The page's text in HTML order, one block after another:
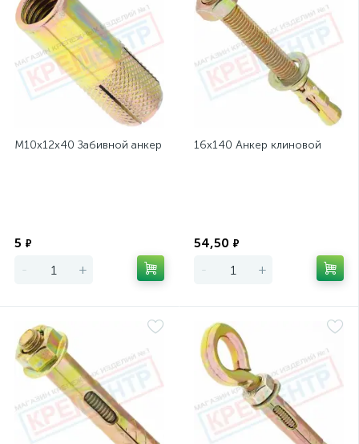
М10х12х40 Забивной анкер
5 ₽
- +
16х140 Анкер клиновой
54,50 ₽
- +